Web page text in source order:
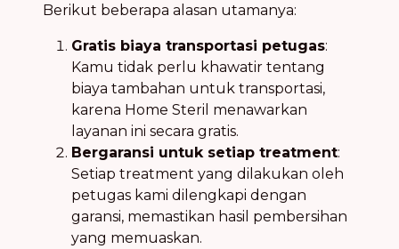
Berikut beberapa alasan utamanya:
Gratis biaya transportasi petugas:
Kamu tidak perlu khawatir tentang
biaya tambahan untuk transportasi,
karena Home Steril menawarkan
layanan ini secara gratis.
Bergaransi untuk setiap treatment:
Setiap treatment yang dilakukan oleh
petugas kami dilengkapi dengan
garansi, memastikan hasil pembersihan
yang memuaskan.